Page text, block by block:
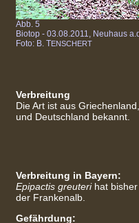
Abb. 5
Biotop - 03.08.2011, Neuhaus
Foto: B. TENSCHERT
Verbreitung
Die Art ist aus
und Deutschland bekannt.
Verbreitung in Bayern:
Epipactis greuteri hat
der Frankenalb.
Gefährdung: